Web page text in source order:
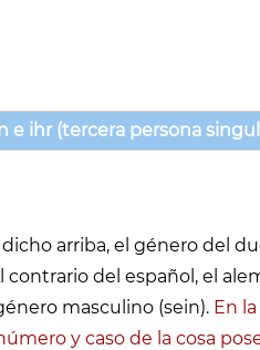
e ihr (tercera persona
arriba, el género del
contrario del español, el
masculino (sein). En
y caso de la cosa